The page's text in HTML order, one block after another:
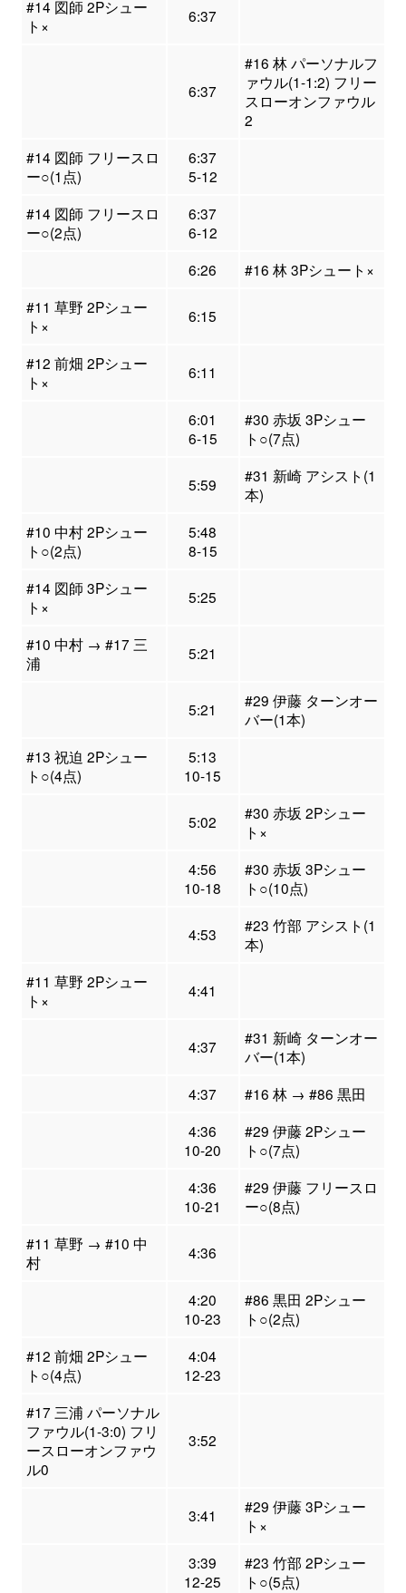
#14 図師 2Pシュー
ト×
6:37
6:37
#16 林 パーソナルフ
ァウル(1-1:2) フリー
スローオンファウル
2
#14 図師 フリースロ
ー○(1点)
6:37
5-12
#14 図師 フリースロ
ー○(2点)
6:37
6-12
6:26
#16 林 3Pシュート×
#11 草野 2Pシュー
ト×
6:15
#12 前畑 2Pシュー
ト×
6:11
6:01
6-15
#30 赤坂 3Pシュー
ト○(7点)
5:59
#31 新崎 アシスト(1
本)
#10 中村 2Pシュー
ト○(2点)
5:48
8-15
#14 図師 3Pシュー
ト×
5:25
#10 中村 → #17 三
浦
5:21
5:21
#29 伊藤 ターンオー
バー(1本)
#13 祝迫 2Pシュー
ト○(4点)
5:13
10-15
5:02
#30 赤坂 2Pシュー
ト×
4:56
10-18
#30 赤坂 3Pシュー
ト○(10点)
4:53
#23 竹部 アシスト(1
本)
#11 草野 2Pシュー
ト×
4:41
4:37
#31 新崎 ターンオー
バー(1本)
4:37
#16 林 → #86 黒田
4:36
10-20
#29 伊藤 2Pシュー
ト○(7点)
4:36
10-21
#29 伊藤 フリースロ
ー○(8点)
#11 草野 → #10 中
村
4:36
4:20
10-23
#86 黒田 2Pシュー
ト○(2点)
#12 前畑 2Pシュー
ト○(4点)
4:04
12-23
#17 三浦 パーソナル
ファウル(1-3:0) フリ
ースローオンファウ
ル0
3:52
3:41
#29 伊藤 3Pシュー
ト×
3:39
12-25
#23 竹部 2Pシュー
ト○(5点)